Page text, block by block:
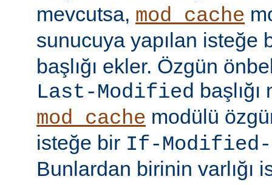
mevcutsa, mod_cache
sunucuya yapılan isteğe
başlığı ekler. Özgün
Last-Modified
mod_cache modülü
isteğe bir If-Modified-
Bunlardan birinin varlığı